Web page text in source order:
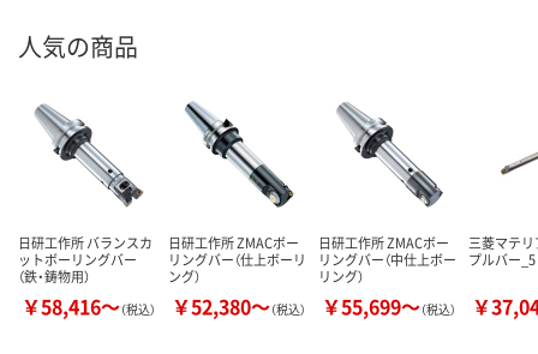
人気の商品
日研工作所 バランスカ
ットボーリングバー
（鉄・鋳物用）
￥58,416～（税込）
日研工作所 ZMACボー
リングバー（仕上ボーリ
ング）
￥52,380～（税込）
日研工作所 ZMACボー
リングバー（中仕上ボー
リング）
￥55,699～（税込）
三菱マテ
プルバー_5
￥